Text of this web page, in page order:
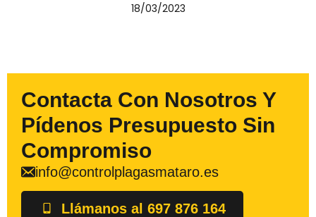
18/03/2023
Contacta Con Nosotros Y
Pídenos Presupuesto Sin
Compromiso
info@controlplagasmataro.es
Llámanos al 697 876 164